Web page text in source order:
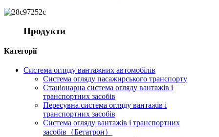
Продукти
Категорії
Система огляду вантажних автомобілів
Система огляду пасажирського транспорту
Стаціонарна система огляду вантажів і
транспортних засобів
Пересувна система огляду вантажів і
транспортних засобів
Система огляду вантажів і транспортних
засобів（Бетатрон）